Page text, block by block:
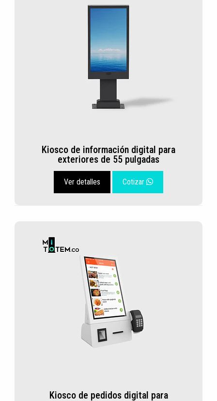
Kiosco de información digital para
exteriores de 55 pulgadas
Ver detalles Cotizar
Kiosco de pedidos digital para